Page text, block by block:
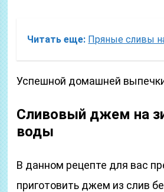
Читать еще: Пряные сливы
Успешной домашней
Сливовый джем на
воды
В данном рецепте для вас
приготовить джем из слив